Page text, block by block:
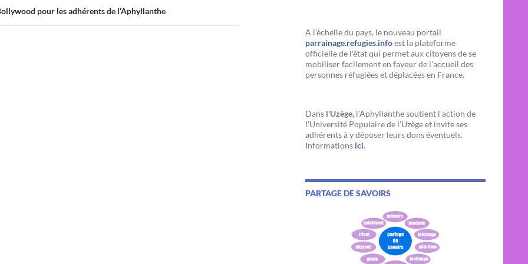
pour les adhérents de l’Aphyllanthe
A l’échelle du pays, le nouveau portail
parrainage.refugies.infoest la plateforme
officielle de l'état qui permet aux citoyens de se
mobiliser facilement en faveur de l'accueil des
personnes réfugiées et déplacées en France.
Dans l'Uzège, l'Aphyllanthe soutient l'action de
l'Université Populaire de l'Uzège et invite ses
adhérents à y déposer leurs dons éventuels.
Informations ici.
PARTAGE DE SAVOIRS